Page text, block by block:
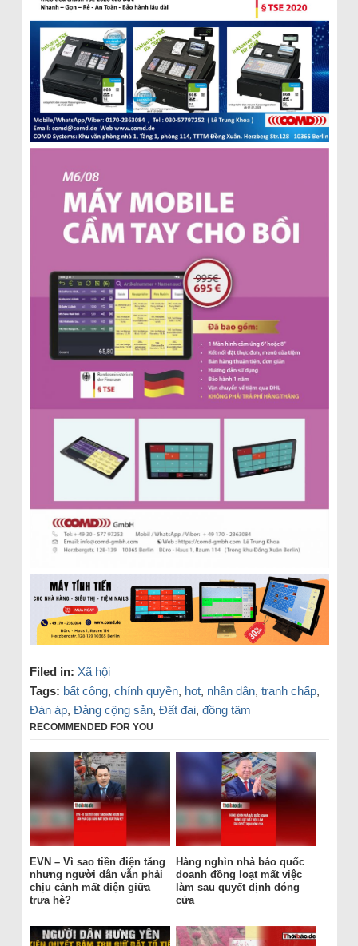
Filed in: Xã hội
Tags: bất công, chính quyền, hot, nhân dân, tranh chấp,
Đàn áp, Đảng cộng sản, Đất đai, đồng tâm
RECOMMENDED FOR YOU
EVN – Vì sao tiền điện tăng
nhưng người dân vẫn phải
chịu cảnh mất điện giữa
trưa hè?
Hàng nghìn nhà báo quốc
doanh đồng loạt mất việc
làm sau quyết định đóng
cửa